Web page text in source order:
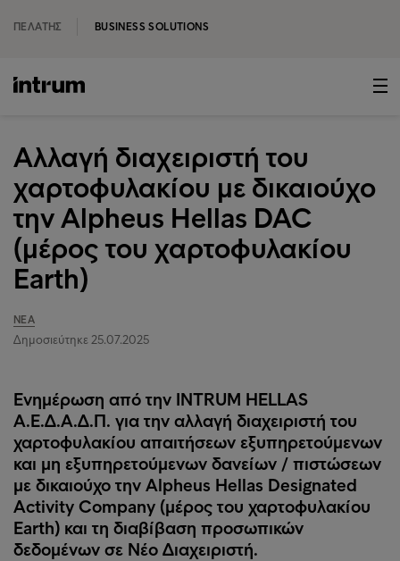
ΠΕΛΆΤΗΣ BUSINESS SOLUTIONS
Αλλαγή διαχειριστή του
χαρτοφυλακίου με δικαιούχο
την Alpheus Hellas DAC
(μέρος του χαρτοφυλακίου
Earth)
ΝΈΑ
Δημοσιεύτηκε 25.07.2025
Ενημέρωση από την INTRUM HELLAS
Α.Ε.Δ.Α.Δ.Π. για την αλλαγή διαχειριστή του
χαρτοφυλακίου απαιτήσεων εξυπηρετούμενων
και μη εξυπηρετούμενων δανείων / πιστώσεων
με δικαιούχο την Alpheus Hellas Designated
Activity Company (μέρος του χαρτοφυλακίου
Earth) και τη διαβίβαση προσωπικών
δεδομένων σε Νέο Διαχειριστή.